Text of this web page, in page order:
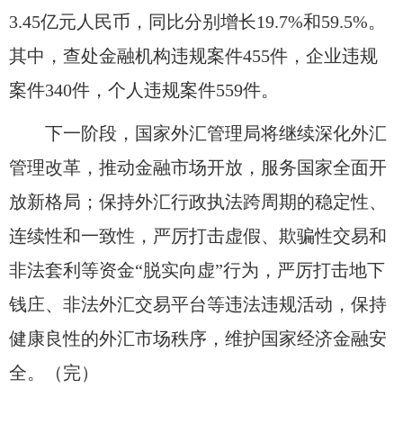
3.45亿元人民币，同比分别增长19.7%和59.5%。
其中，查处金融机构违规案件455件，企业违规
案件340件，个人违规案件559件。
下一阶段，国家外汇管理局将继续深化外汇
管理改革，推动金融市场开放，服务国家全面开
放新格局；保持外汇行政执法跨周期的稳定性、
连续性和一致性，严厉打击虚假、欺骗性交易和
非法套利等资金“脱实向虚”行为，严厉打击地下
钱庄、非法外汇交易平台等违法违规活动，保持
健康良性的外汇市场秩序，维护国家经济金融安
全。（完）